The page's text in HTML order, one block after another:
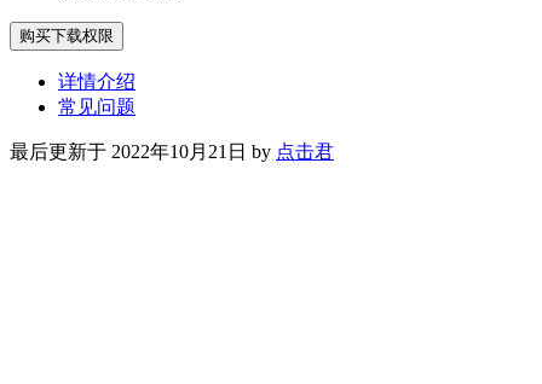
购买下载权限
详情介绍
常见问题
最后更新于 2022年10月21日 by 点击君